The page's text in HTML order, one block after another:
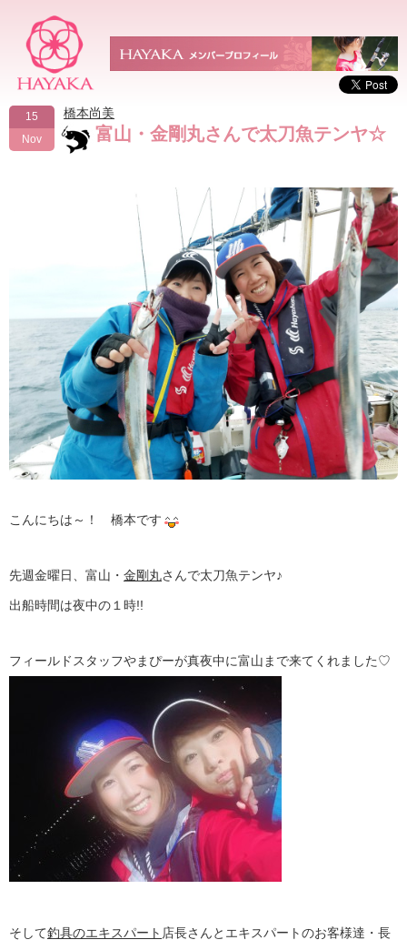
15
Nov
橋本尚美
富山・金剛丸さんで太刀魚テンヤ☆
こんにちは～！ 橋本です
先週金曜日、富山・ 金剛丸さんで太刀魚テンヤ♪
出船時間は夜中の１時!!
フィールドスタッフやまぴーが真夜中に富山まで来てくれました♡
そして釣具のエキスパート 店長さんとエキスパートのお客様達・長